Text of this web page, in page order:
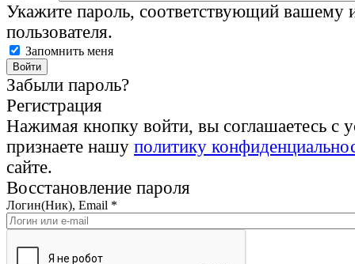
Укажите пароль, соответствующий вашему
пользователя.
Запомнить меня
Забыли пароль?
Регистрация
Нажимая кнопку войти, вы соглашаетесь с
признаете нашу политику
сайте.
Восстановление пароля
Логин(Ник), Email *